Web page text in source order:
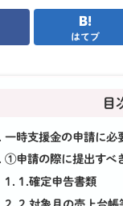
はてブ
目
一時支援金の申請に必
①申請の際に提出すべ
1.確定申告書類